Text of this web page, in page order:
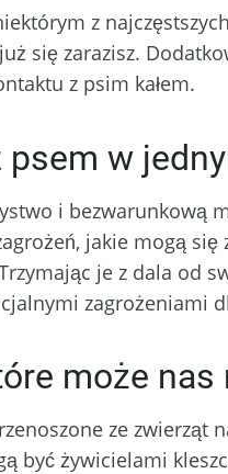
z
się zarazisz.
z psim kałem.
w
i bezwarunkową
jakie mogą
je z dala od
zagrożeniami
może nas
ze zwierząt
być żywicielami